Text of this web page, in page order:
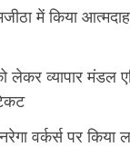
में किया
लेकर व्यापार मंडल
वर्कर्स पर किया